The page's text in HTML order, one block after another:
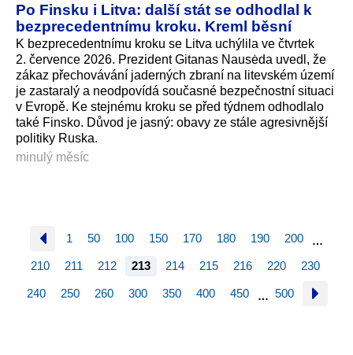
Po Finsku i Litva: další stát se odhodlal k
bezprecedentnímu kroku. Kreml běsní
K bezprecedentnímu kroku se Litva uchýlila ve čtvrtek
2. července 2026. Prezident Gitanas Nausėda uvedl, že
zákaz přechovávání jaderných zbraní na litevském území
je zastaralý a neodpovídá současné bezpečnostní situaci
v Evropě. Ke stejnému kroku se před týdnem odhodlalo
také Finsko. Důvod je jasný: obavy ze stále agresivnější
politiky Ruska.
minulý měsíc
1 50 100 150 170 180 190 200 …
210 211 212 213 214 215 216 220 230
240 250 260 300 350 400 450 … 500